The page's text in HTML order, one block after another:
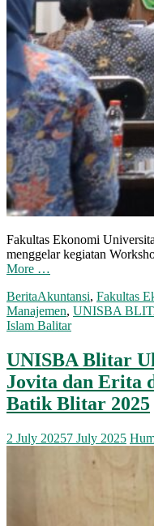
Fakultas Ekonomi
menggelar kegiatan
More …
BeritaAkuntansi, Fakultas
Manajemen, UNISBA
Islam Balitar
UNISBA Blitar
Jovita dan Erita
Batik Blitar 2025
2 July 20257 July 2025